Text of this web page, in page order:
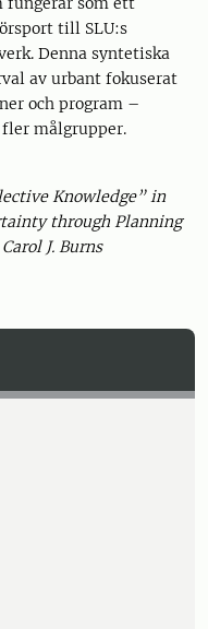
till SLU:s
Denna syntetiska
av urbant fokuserat
och program –
målgrupper.
Knowledge” in
through Planning
J. Burns